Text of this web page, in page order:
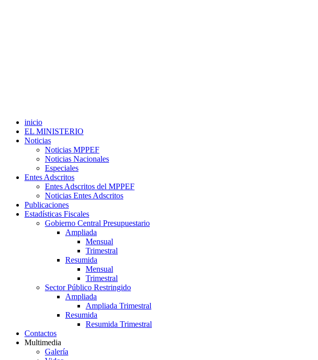
inicio
EL MINISTERIO
Noticias
Noticias MPPEF
Noticias Nacionales
Especiales
Entes Adscritos
Entes Adscritos del MPPEF
Noticias Entes Adscritos
Publicaciones
Estadísticas Fiscales
Gobierno Central Presupuestario
Ampliada
Mensual
Trimestral
Resumida
Mensual
Trimestral
Sector Público Restringido
Ampliada
Ampliada Trimestral
Resumida
Resumida Trimestral
Contactos
Multimedia
Galería